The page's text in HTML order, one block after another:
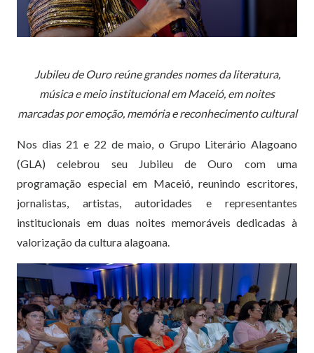
Jubileu de Ouro reúne grandes nomes da literatura,
música e meio institucional em Maceió, em noites
marcadas por emoção, memória e reconhecimento cultural
Nos dias 21 e 22 de maio, o Grupo Literário Alagoano
(GLA) celebrou seu Jubileu de Ouro com uma
programação especial em Maceió, reunindo escritores,
jornalistas, artistas, autoridades e representantes
institucionais em duas noites memoráveis dedicadas à
valorização da cultura alagoana.